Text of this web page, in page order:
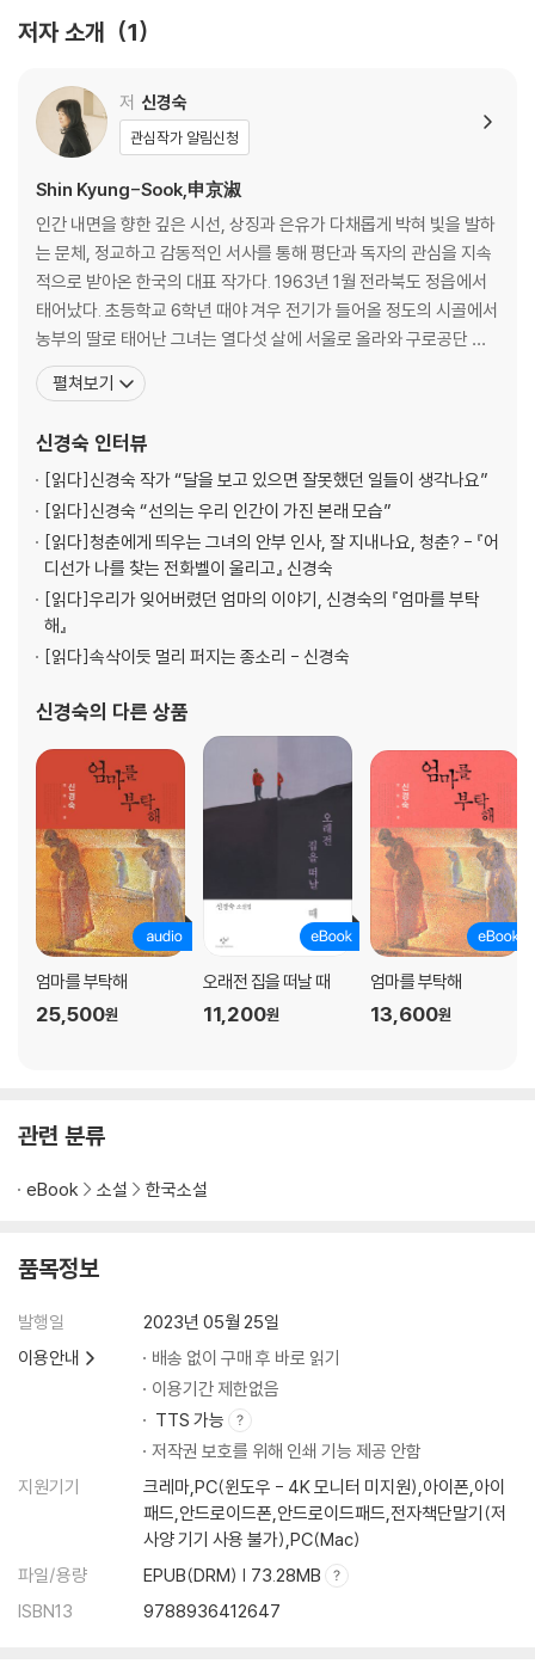
저자 소개 1
저 신경숙
관심작가 알림신청
Shin Kyung-Sook,申京淑
인간 내면을 향한 깊은 시선, 상징과 은유가 다채롭게 박혀 빛을 발하
는 문체, 정교하고 감동적인 서사를 통해 평단과 독자의 관심을 지속
적으로 받아온 한국의 대표 작가다. 1963년 1월 전라북도 정읍에서
태어났다. 초등학교 6학년 때야 겨우 전기가 들어올 정도의 시골에서
농부의 딸로 태어난 그녀는 열다섯 살에 서울로 올라와 구로공단 근
처에서 전기회사에 다니며 서른 일곱 가구가 다닥다닥 붙어 사는 '닭
장집'에서 큰오빠, 작은오빠, 외사촌누이와 함께 한 방에서 살았다.
을 만나 문학 수업을 시작하게 된다. 컨베이어벨트
펼쳐보기
신경숙 인터뷰
[읽다]신경숙 작가 “달을 보고 있으면 잘못했던 일들이 생각나요”
[읽다]신경숙 “선의는 우리 인간이 가진 본래 모습”
[읽다]청춘에게 띄우는 그녀의 안부 인사, 잘 지내나요, 청춘? - 『어
디선가 나를 찾는 전화벨이 울리고』 신경숙
[읽다]우리가 잊어버렸던 엄마의 이야기, 신경숙의 『엄마를 부탁
해』
[읽다]속삭이듯 멀리 퍼지는 종소리 - 신경숙
신경숙의 다른 상품
엄마를 부탁해
25,500원
오래전 집을 떠날 때
11,200원
엄마를 부탁해
13,600원
관련 분류
eBook 소설 한국소설
품목정보
발행일
2023년 05월 25일
이용안내
배송 없이 구매 후 바로 읽기
이용기간 제한없음
TTS 가능
저작권 보호를 위해 인쇄 기능 제공 안함
지원기기
크레마,PC(윈도우 - 4K 모니터 미지원),아이폰,아이
패드,안드로이드폰,안드로이드패드,전자책단말기(저
사양 기기 사용 불가),PC(Mac)
파일/용량
EPUB(DRM) | 73.28MB
ISBN13
9788936412647